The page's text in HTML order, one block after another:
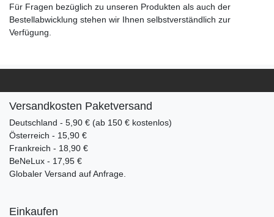
Für Fragen bezüglich zu unseren Produkten als auch der
Bestellabwicklung stehen wir Ihnen selbstverständlich zur
Verfügung.
Versandkosten Paketversand
Deutschland - 5,90 € (ab 150 € kostenlos)
Österreich - 15,90 €
Frankreich - 18,90 €
BeNeLux - 17,95 €
Globaler Versand auf Anfrage.
Einkaufen